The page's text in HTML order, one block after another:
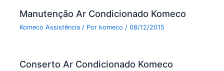
Manutenção Ar Condicionado Komeco
Komeco Assistência / Por komeco /08/12/2015
Conserto Ar Condicionado Komeco